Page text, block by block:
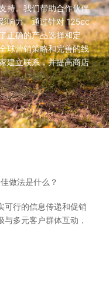
持。我们帮助合作伙伴
响力。通过针对 125cc
正确的产品选择和定
球营销策略和完善的线
建立联系，并提高商店
做法是什么？
可行的信息传递和促销
多元客户群体互动，